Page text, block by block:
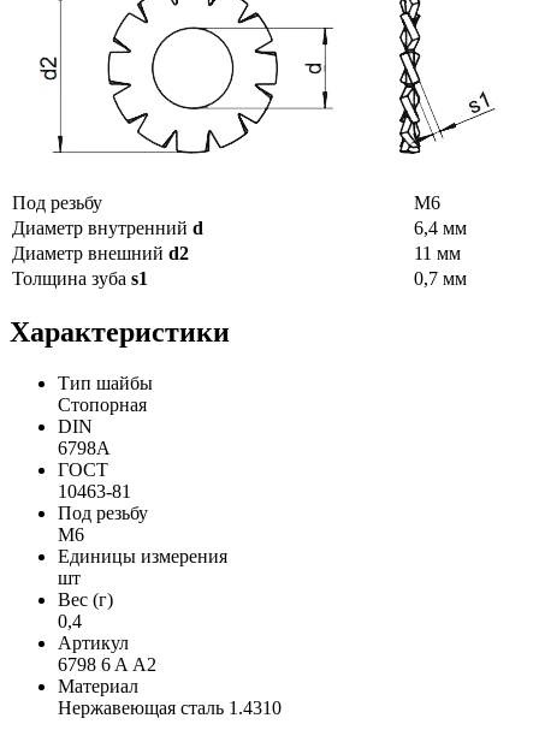
Под резьбу
М6
Диаметр внутренний d
6,4 мм
Диаметр внешний d2
11 мм
Толщина зуба s1 0,7 мм
Характеристики
Тип шайбы
Стопорная
DIN
6798A
ГОСТ
10463-81
Под резьбу
М6
Единицы измерения
шт
Вес (г)
0,4
Артикул
6798 6 A А2
Материал
Нержавеющая сталь 1.4310